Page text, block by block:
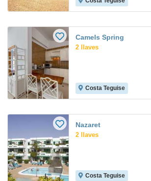
Camels Spring
2 llaves
Costa Teguise
Nazaret
2 llaves
Costa Teguise